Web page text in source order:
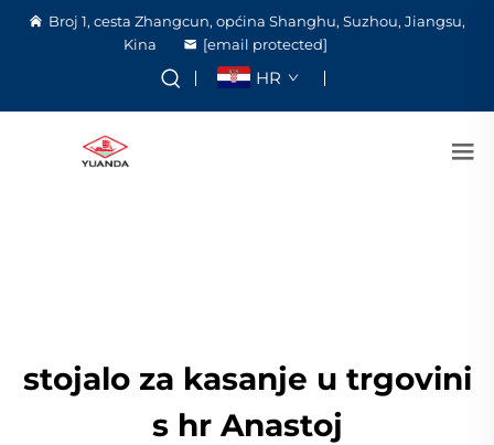
Broj 1, cesta Zhangcun, općina Shanghu, Suzhou, Jiangsu,
Kina
[email protected]
HR
stojalo za kasanje u trgovini
s hr Anastoj